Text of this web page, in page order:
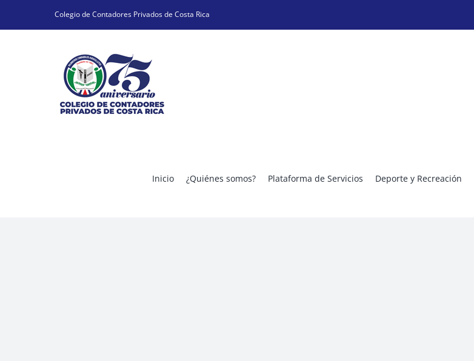
Colegio de Contadores Privados de Costa Rica
Inicio ¿Quiénes somos? Plataforma de Servicios Deporte y Recreación